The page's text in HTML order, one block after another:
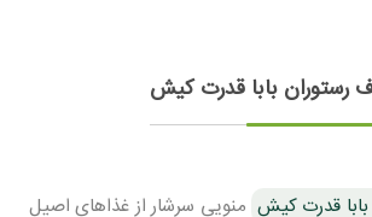
رستوران بابا قدرت کیش
قدرت کیش منویی سرشار از غذاهای اصیل